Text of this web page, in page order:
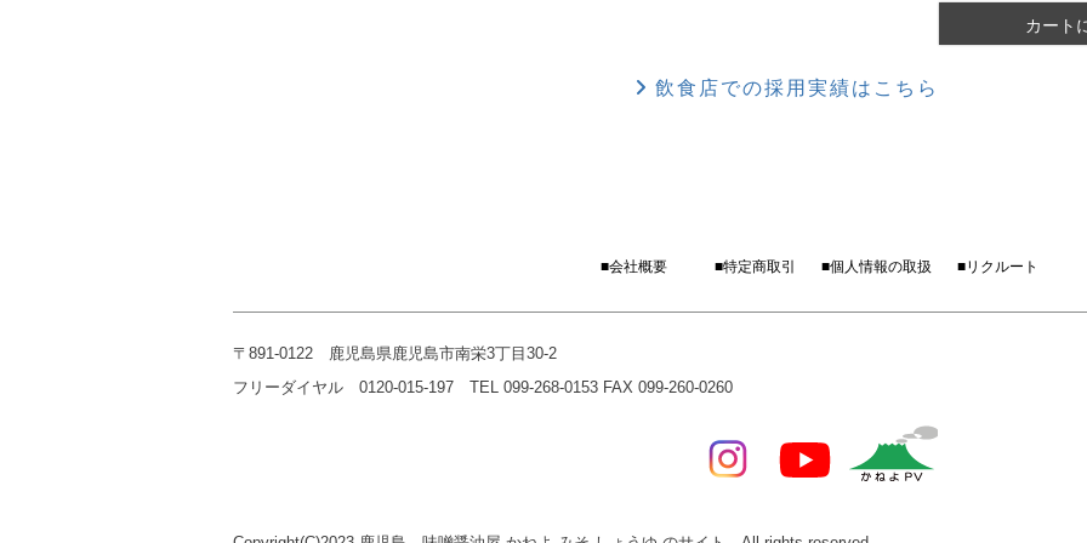
カート
飲食店での採用実績はこちら
■会社概要 ■特定商取引 ■個人情報の取扱 ■リクルート
〒891-0122 鹿児島県鹿児島市南栄3丁目30-2
フリーダイヤル 0120-015-197 TEL 099-268-0153 FAX 099-260-0260